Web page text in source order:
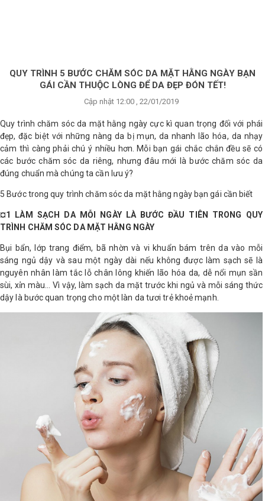
QUY TRÌNH 5 BƯỚC CHĂM SÓC DA MẶT HẰNG NGÀY BẠN
GÁI CẦN THUỘC LÒNG ĐỂ DA ĐẸP ĐÓN TẾT!
Cập nhật 12:00 , 22/01/2019
Quy trình chăm sóc da mặt hằng ngày cực kì quan trọng đối với phái
đẹp, đặc biệt với những nàng da bị mụn, da nhanh lão hóa, da nhạy
cảm thì càng phải chú ý nhiều hơn. Mỗi bạn gái chắc chắn đều sẽ có
các bước chăm sóc da riêng, nhưng đâu mới là bước chăm sóc da
đúng chuẩn mà chúng ta cần lưu ý?
5 Bước trong quy trình chăm sóc da mặt hằng ngày bạn gái cần biết
¤1 LÀM SẠCH DA MỖI NGÀY LÀ BƯỚC ĐẦU TIÊN TRONG QUY
TRÌNH CHĂM SÓC DA MẶT HẰNG NGÀY
Bụi bẩn, lớp trang điểm, bã nhờn và vi khuẩn bám trên da vào mỗi
sáng ngủ dậy và sau một ngày dài nếu không được làm sạch sẽ là
nguyên nhân làm tắc lỗ chân lông khiến lão hóa da, dễ nổi mụn sần
sùi, xỉn màu… Vì vậy, làm sạch da mặt trước khi ngủ và mỗi sáng thức
dậy là bước quan trọng cho một làn da tươi trẻ khoẻ mạnh.